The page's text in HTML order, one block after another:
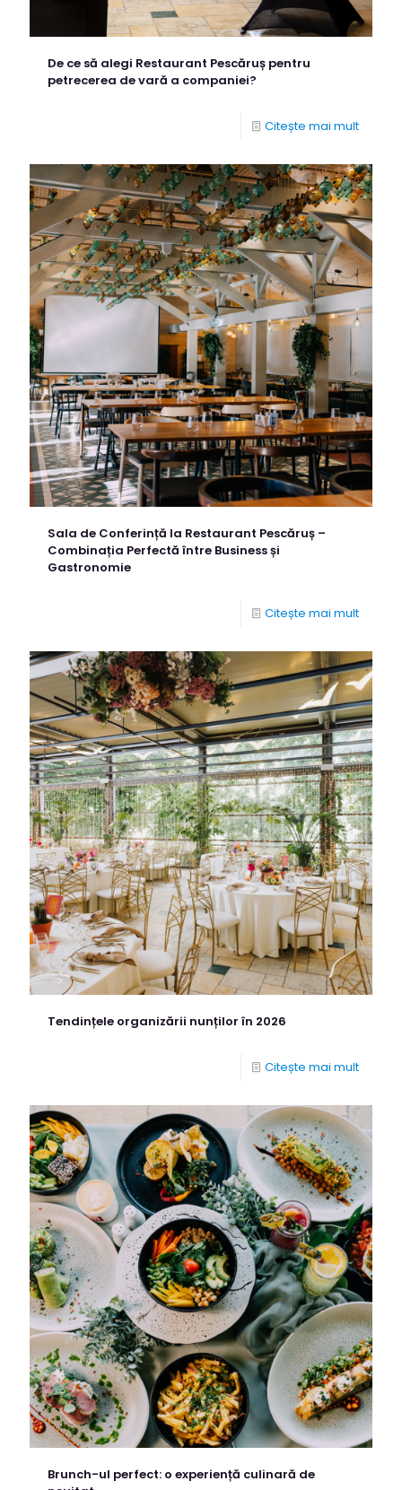
De ce să alegi Restaurant Pescăruș pentru
petrecerea de vară a companiei?
Citește mai mult
Sala de Conferință la Restaurant Pescăruș –
Combinația Perfectă între Business și
Gastronomie
Citește mai mult
Tendințele organizării nunților în 2026
Citește mai mult
Brunch-ul perfect: o experiență culinară de